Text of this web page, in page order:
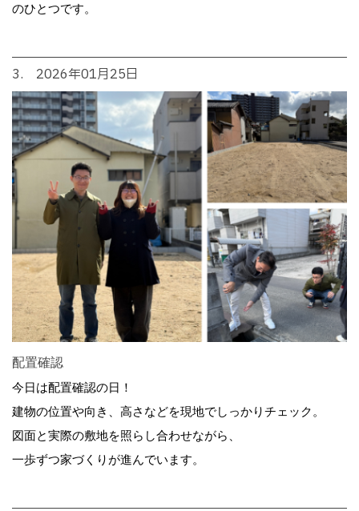
のひとつです。
3. 2026年01月25日
配置確認
今日は配置確認の日！
建物の位置や向き、高さなどを現地でしっかりチェック。
図面と実際の敷地を照らし合わせながら、
一歩ずつ家づくりが進んでいます。